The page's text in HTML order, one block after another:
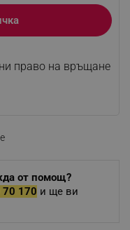
право на връщане
от помощ?
70 170 и ще ви